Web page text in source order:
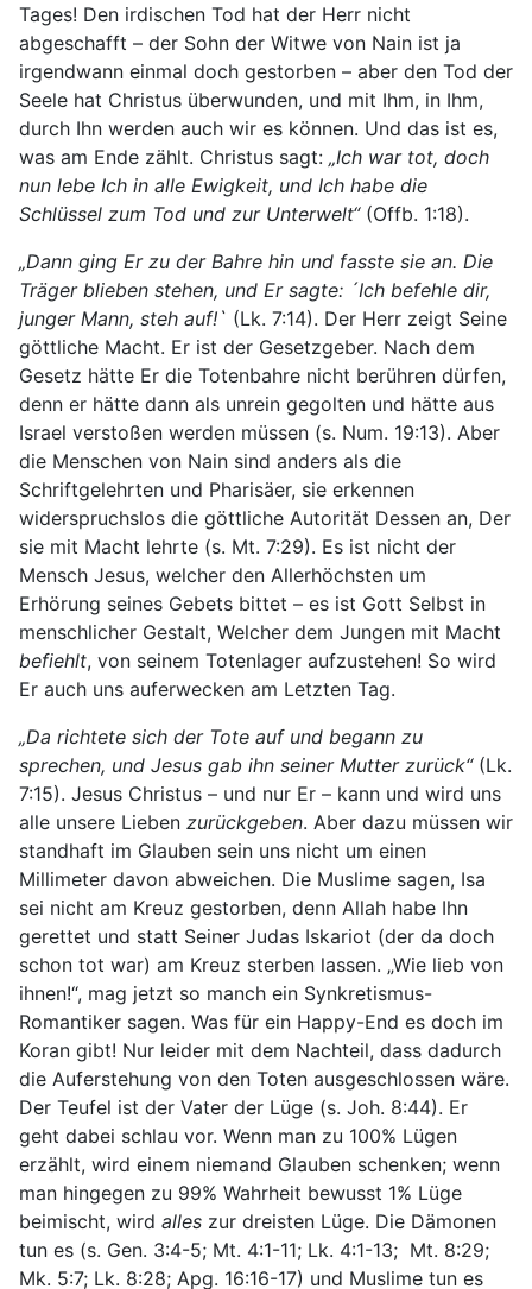
Tages! Den irdischen Tod hat der Herr nicht
abgeschafft – der Sohn der Witwe von Nain ist ja
irgendwann einmal doch gestorben – aber den Tod der
Seele hat Christus überwunden, und mit Ihm, in Ihm,
durch Ihn werden auch wir es können. Und das ist es,
was am Ende zählt. Christus sagt: „Ich war tot, doch
nun lebe Ich in alle Ewigkeit, und Ich habe die
Schlüssel zum Tod und zur Unterwelt“(Offb. 1:18).
„Dann ging Er zu der Bahre hin und fasste sie an. Die
Träger blieben stehen, und Er sagte: ´Ich befehle dir,
junger Mann, steh auf!` (Lk. 7:14). Der Herr zeigt Seine
göttliche Macht. Er ist der Gesetzgeber. Nach dem
Gesetz hätte Er die Totenbahre nicht berühren dürfen,
denn er hätte dann als unrein gegolten und hätte aus
Israel verstoßen werden müssen (s. Num. 19:13). Aber
die Menschen von Nain sind anders als die
Schriftgelehrten und Pharisäer, sie erkennen
widerspruchslos die göttliche Autorität Dessen an, Der
sie mit Macht lehrte (s. Mt. 7:29). Es ist nicht der
Mensch Jesus, welcher den Allerhöchsten um
Erhörung seines Gebets bittet – es ist Gott Selbst in
menschlicher Gestalt, Welcher dem Jungen mit Macht
befiehlt, von seinem Totenlager aufzustehen! So wird
Er auch uns auferwecken am Letzten Tag.
„Da richtete sich der Tote auf und begann zu
sprechen, und Jesus gab ihn seiner Mutter zurück“ (Lk.
7:15). Jesus Christus – und nur Er – kann und wird uns
alle unsere Lieben zurückgeben. Aber dazu müssen wir
standhaft im Glauben sein uns nicht um einen
Millimeter davon abweichen. Die Muslime sagen, Isa
sei nicht am Kreuz gestorben, denn Allah habe Ihn
gerettet und statt Seiner Judas Iskariot (der da doch
schon tot war) am Kreuz sterben lassen. „Wie lieb von
ihnen!“, mag jetzt so manch ein Synkretismus-
Romantiker sagen. Was für ein Happy-End es doch im
Koran gibt! Nur leider mit dem Nachteil, dass dadurch
die Auferstehung von den Toten ausgeschlossen wäre.
Der Teufel ist der Vater der Lüge (s. Joh. 8:44). Er
geht dabei schlau vor. Wenn man zu 100% Lügen
erzählt, wird einem niemand Glauben schenken; wenn
man hingegen zu 99% Wahrheit bewusst 1% Lüge
beimischt, wird alles zur dreisten Lüge. Die Dämonen
tun es (s. Gen. 3:4-5; Mt. 4:1-11; Lk. 4:1-13; Mt. 8:29;
Mk. 5:7; Lk. 8:28; Apg. 16:16-17) und Muslime tun es